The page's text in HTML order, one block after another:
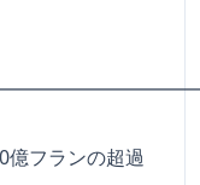
フランの超過